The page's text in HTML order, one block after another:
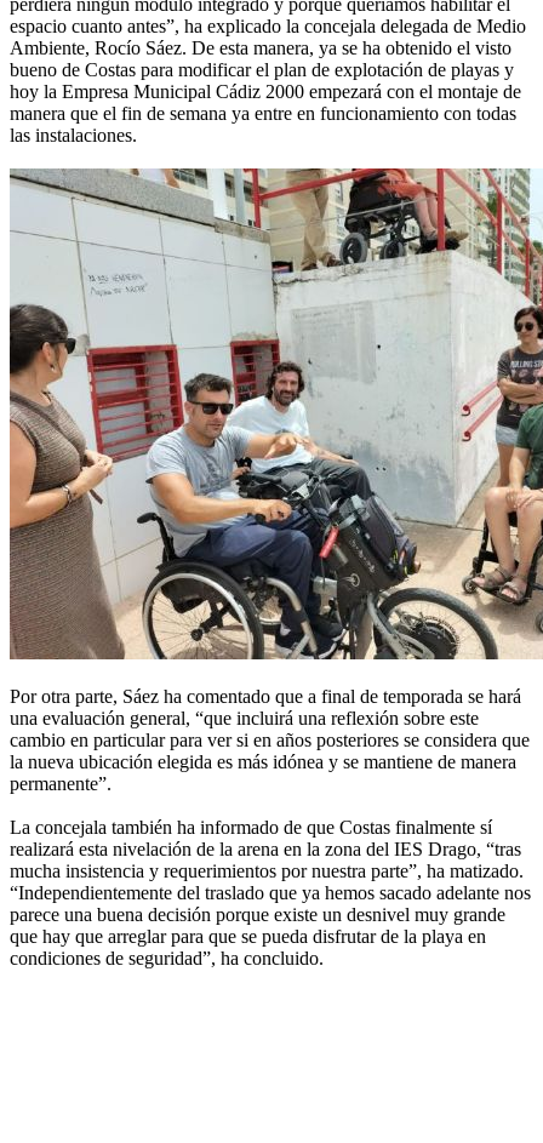
perdiera ningún módulo integrado y porque queríamos habilitar el
espacio cuanto antes”, ha explicado la concejala delegada de Medio
Ambiente, Rocío Sáez. De esta manera, ya se ha obtenido el visto
bueno de Costas para modificar el plan de explotación de playas y
hoy la Empresa Municipal Cádiz 2000 empezará con el montaje de
manera que el fin de semana ya entre en funcionamiento con todas
las instalaciones.
Por otra parte, Sáez ha comentado que a final de temporada se hará
una evaluación general, “que incluirá una reflexión sobre este
cambio en particular para ver si en años posteriores se considera que
la nueva ubicación elegida es más idónea y se mantiene de manera
permanente”.
La concejala también ha informado de que Costas finalmente sí
realizará esta nivelación de la arena en la zona del IES Drago, “tras
mucha insistencia y requerimientos por nuestra parte”, ha matizado.
“Independientemente del traslado que ya hemos sacado adelante nos
parece una buena decisión porque existe un desnivel muy grande
que hay que arreglar para que se pueda disfrutar de la playa en
condiciones de seguridad”, ha concluido.